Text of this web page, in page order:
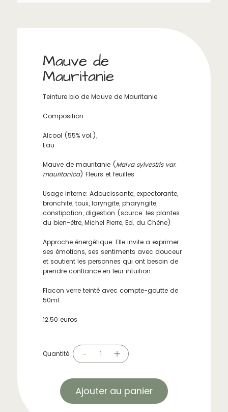
Mauve de
Mauritanie
Teinture bio de Mauve de Mauritanie
Composition :
Alcool (55% vol.),
Eau
Mauve de mauritanie (Malva sylvestris var.
mauritanica) Fleurs et feuilles
Usage interne: Adoucissante, expectorante,
bronchite, toux, laryngite, pharyngite,
constipation, digestion (source: les plantes
du bien-être, Michel Pierre, Ed. du Chêne)
Approche énergétique: Elle invite a exprimer
ses émotions, ses sentiments avec douceur
et soutient les personnes qui ont besoin de
prendre confiance en leur intuition.
Flacon verre teinté avec compte-goutte de
50ml
12.50 euros
Quantité : - 1 +
Ajouter au panier